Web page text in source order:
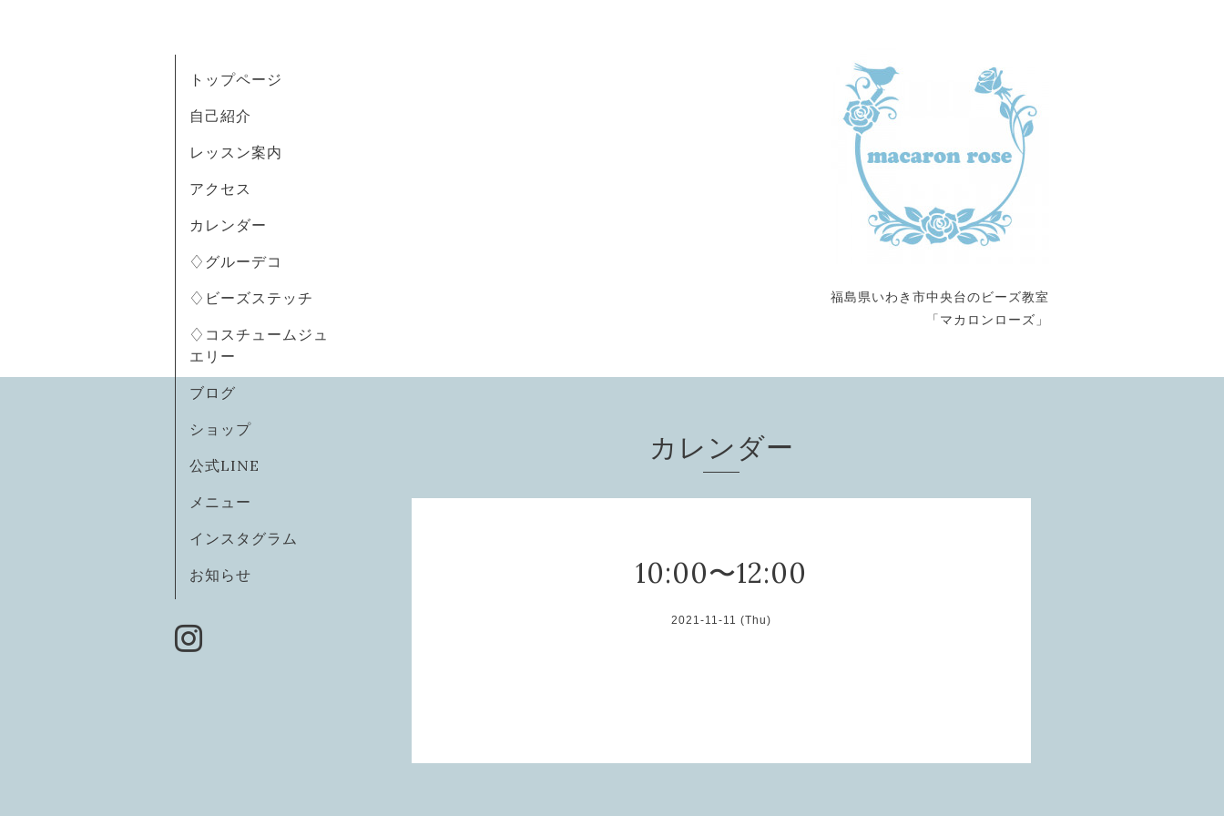
福島県いわき市中央台のビーズ教室
「マカロンローズ」
トップページ
自己紹介
レッスン案内
アクセス
カレンダー
♢グルーデコ
♢ビーズステッチ
♢コスチュームジュ
エリー
ブログ
ショップ
公式LINE
メニュー
インスタグラム
お知らせ
カレンダー
10:00〜12:00
2021-11-11 (Thu)